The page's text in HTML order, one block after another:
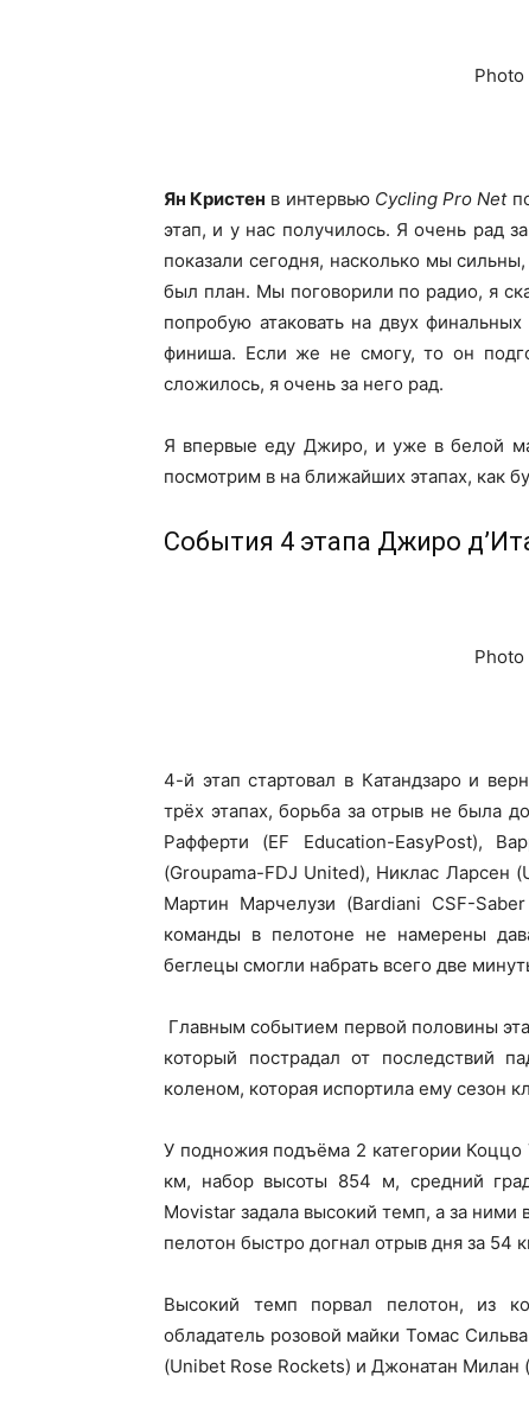
Ян Кристен в интервьюCycling Pro Net
этап, и у нас получилось. Я очень рад
показали сегодня, насколько мы
был план. Мы поговорили по радио, я
попробую атаковать на двух
финиша. Если же не смогу, то он
сложилось, я очень за него рад.
Я впервые еду Джиро, и уже в белой
посмотрим в на ближайших этапах, как
События 4 этапа Джиро
4-й этап стартовал в Катандзаро и
трёх этапах, борьба за отрыв не была
Рафферти (EF Education-EasyPost),
(Groupama-FDJ United), Никлас Ларсен
Мартин Марчелузи (Bardiani CSF-
команды в пелотоне не намерены
беглецы смогли набрать всего две
Главным событием первой половины
который пострадал от последствий
коленом, которая испортила ему сезон
У подножия подъёма 2 категории Коццо
км, набор высоты 854 м, средний
Movistar задала высокий темп, а за
пелотон быстро догнал отрыв дня за 54
Высокий темп порвал пелотон, из
обладатель розовой майки Томас
(Unibet Rose Rockets) и Джонатан Милан